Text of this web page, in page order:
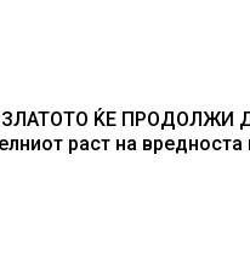
ЌЕ ПРОДОЛЖИ
раст на вредноста